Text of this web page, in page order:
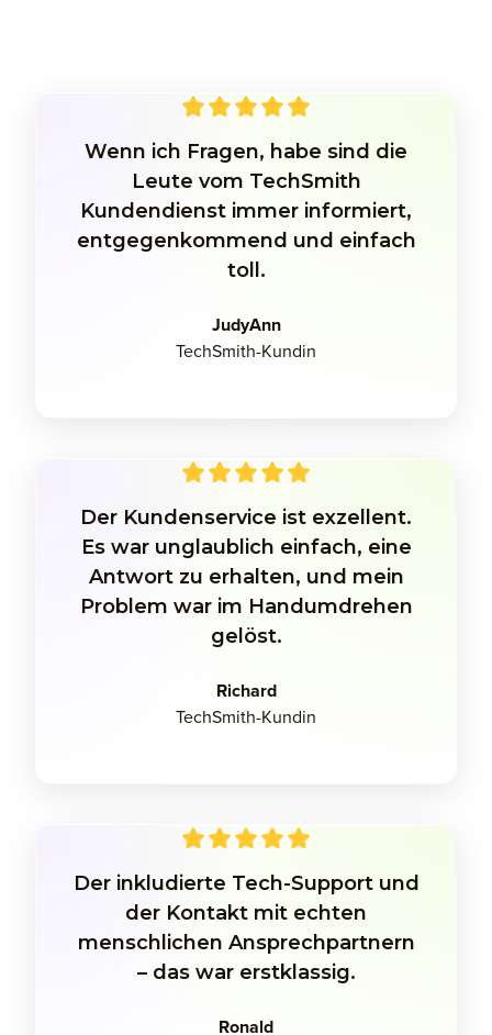
Wenn ich Fragen, habe sind die
Leute vom TechSmith
Kundendienst immer informiert,
entgegenkommend und einfach
toll.
JudyAnn
TechSmith-Kundin
Der Kundenservice ist exzellent.
Es war unglaublich einfach, eine
Antwort zu erhalten, und mein
Problem war im Handumdrehen
gelöst.
Richard
TechSmith-Kundin
Der inkludierte Tech-Support und
der Kontakt mit echten
menschlichen Ansprechpartnern
– das war erstklassig.
Ronald